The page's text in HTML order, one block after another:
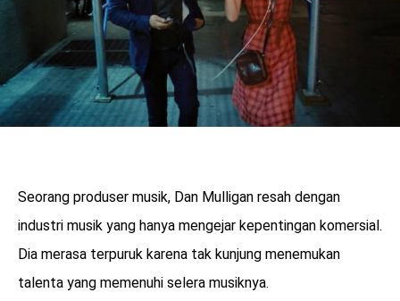
Seorang produser musik, Dan Mulligan resah dengan
industri musik yang hanya mengejar kepentingan komersial.
Dia merasa terpuruk karena tak kunjung menemukan
talenta yang memenuhi selera musiknya.